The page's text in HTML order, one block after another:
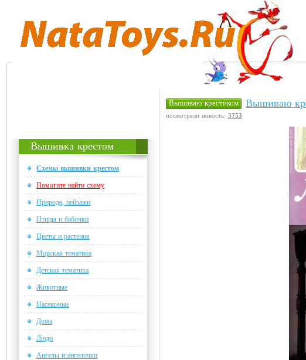
Вышивка крестом
Схемы вышивки крестом
Помогите найти схему
Природа, пейзажи
Птицы и бабочки
Цветы и растения
Морская тематика
Детская тематика
Животные
Насекомые
Дома
Люди
Ангелы и ангелочки
Вышиваю крестиком Вышиваю
посмотрели новость: 3753